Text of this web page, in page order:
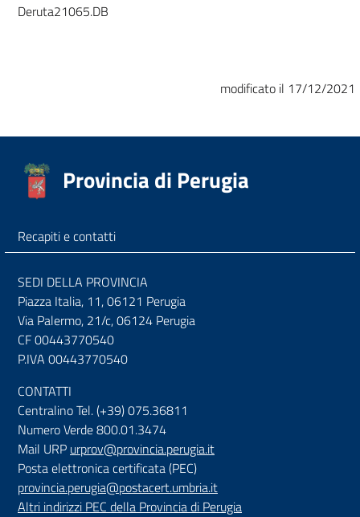
Deruta21065.DB
modificato il 17/12/2021
Provincia di Perugia
Recapiti e contatti
SEDI DELLA PROVINCIA
Piazza Italia, 11, 06121 Perugia
Via Palermo, 21/c, 06124 Perugia
CF 00443770540
P.IVA 00443770540
CONTATTI
Centralino Tel. (+39) 075.36811
Numero Verde 800.01.3474
Mail URP urprov@provincia.perugia.it
Posta elettronica certificata (PEC)
provincia.perugia@postacert.umbria.it
Altri indirizzi PEC della Provincia di Perugia